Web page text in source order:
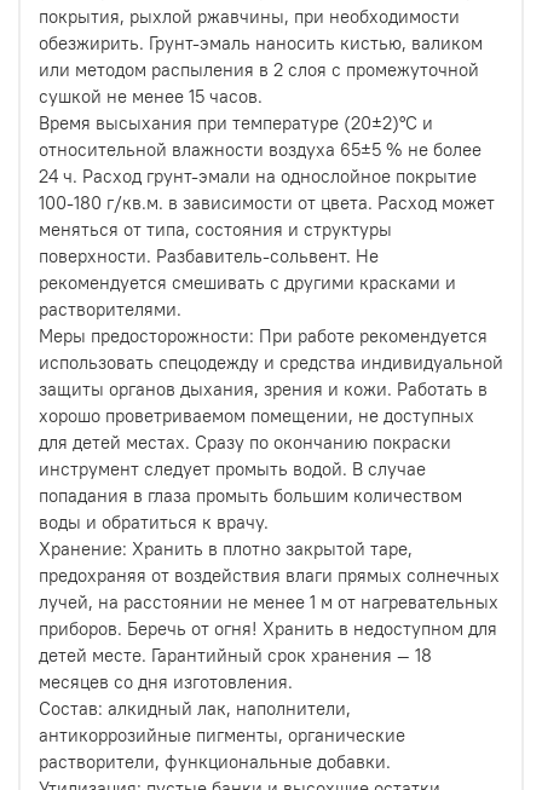
покрытия, рыхлой ржавчины, при необходимости
обезжирить. Грунт-эмаль наносить кистью, валиком
или методом распыления в 2 слоя с промежуточной
сушкой не менее 15 часов.
Время высыхания при температуре (20±2)°С и
относительной влажности воздуха 65±5 % не более
24 ч. Расход грунт-эмали на однослойное покрытие
100-180 г/кв.м. в зависимости от цвета. Расход может
меняться от типа, состояния и структуры
поверхности. Разбавитель-сольвент. Не
рекомендуется смешивать с другими красками и
растворителями.
Меры предосторожности: При работе рекомендуется
использовать спецодежду и средства индивидуальной
защиты органов дыхания, зрения и кожи. Работать в
хорошо проветриваемом помещении, не доступных
для детей местах. Сразу по окончанию покраски
инструмент следует промыть водой. В случае
попадания в глаза промыть большим количеством
воды и обратиться к врачу.
Хранение: Хранить в плотно закрытой таре,
предохраняя от воздействия влаги прямых солнечных
лучей, на расстоянии не менее 1 м от нагревательных
приборов. Беречь от огня! Хранить в недоступном для
детей месте. Гарантийный срок хранения — 18
месяцев со дня изготовления.
Состав: алкидный лак, наполнители,
антикоррозийные пигменты, органические
растворители, функциональные добавки.